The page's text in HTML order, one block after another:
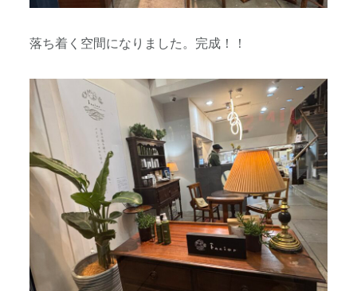
落ち着く空間になりました。完成！！